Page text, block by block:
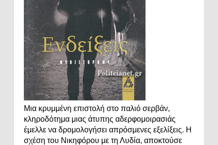
Μια κρυμμένη επιστολή στο παλιό σερβάν,
κληροδότημα μιας άτυπης αδερφομοιρασιάς
έμελλε να δρομολογήσει απρόσμενες εξελίξεις. Η
σχέση του Νικηφόρου με τη Λυδία, αποκτούσε